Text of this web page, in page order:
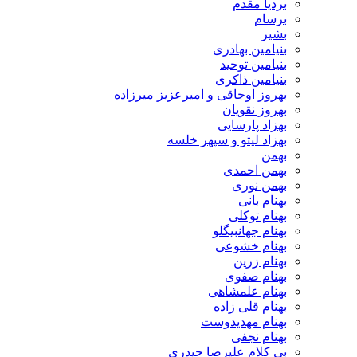
بردیا مقدم
برسام
بشیر
بنیامین بهادری
بنیامین توحید
بنیامین ذاکری
بهروز اوجاقی و امیرعزیز میرزاده
بهروز نقویان
بهزاد پارسایی
بهزاد لیتو و سپهر خلسه
بهمن
بهمن احمدی
بهمن نوری
بهنام بانی
بهنام توکلی
بهنام جهانبیگلو
بهنام خشوعی
بهنام زرین
بهنام صفوی
بهنام علمشاهی
بهنام قلی زاده
بهنام مهدیدوست
بهنام نجفی
بی کلام علیرضا حیدری